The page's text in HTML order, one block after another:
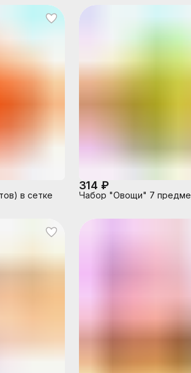
в сетке
314 ₽
Набор "Овощи" 7